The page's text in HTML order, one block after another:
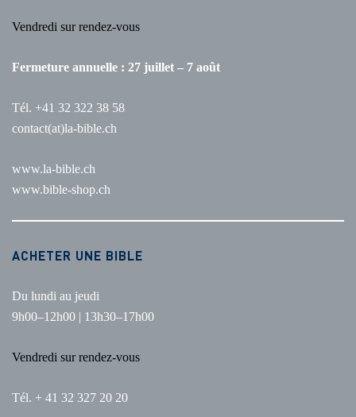
Vendredi sur rendez-vous
Fermeture annuelle : 27 juillet – 7 août
Tél. +41 32 322 38 58
contact(at)la-bible.ch
www.la-bible.ch
www.bible-shop.ch
ACHETER UNE BIBLE
Du lundi au jeudi
9h00–12h00 | 13h30–17h00
Vendredi sur rendez-vous
Tél. + 41 32 327 20 20